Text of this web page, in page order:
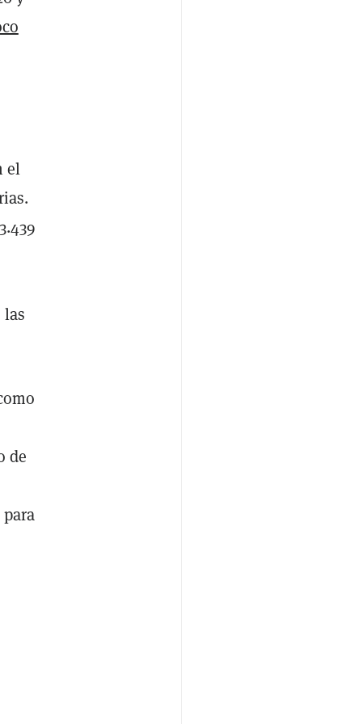
el
de